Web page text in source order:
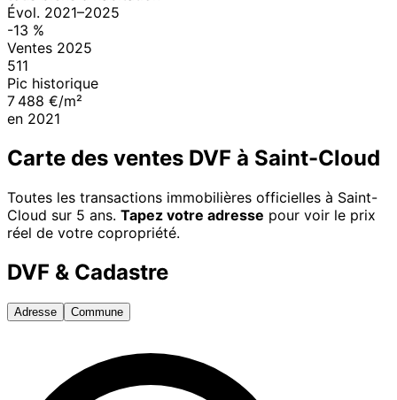
Évol. 2021–2025
-13 %
Ventes 2025
511
Pic historique
7 488 €/m²
en 2021
Carte des ventes DVF à Saint-Cloud
Toutes les transactions immobilières officielles à Saint-
Cloud sur 5 ans. Tapez votre adresse pour voir le prix
réel de votre copropriété.
DVF & Cadastre
Adresse Commune